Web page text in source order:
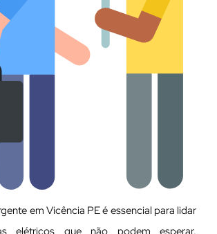
em Vicência PE é essencial para lidar
elétricos que não podem esperar.